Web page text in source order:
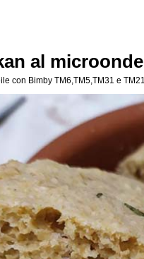
al microonde
con Bimby TM6,TM5,TM31 e TM21